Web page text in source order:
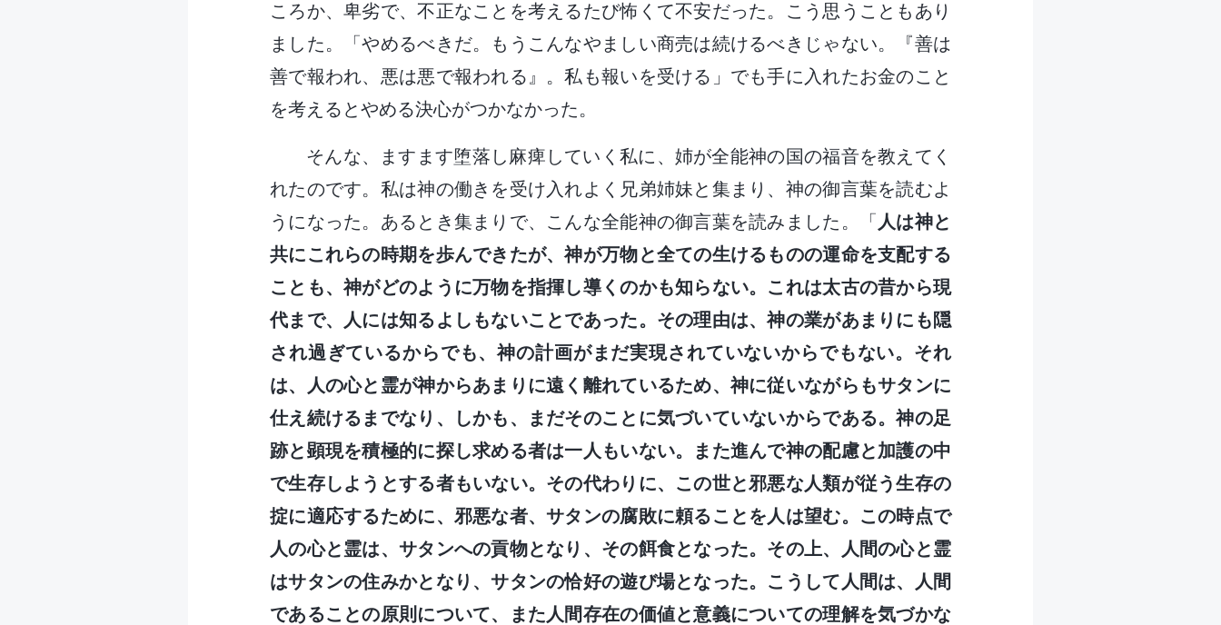
ころか、卑劣で、不正なことを考えるたび怖くて不安だった。こう思うこともあり
ました。「やめるべきだ。もうこんなやましい商売は続けるべきじゃない。『善は
善で報われ、悪は悪で報われる』。私も報いを受ける」でも手に入れたお金のこと
を考えるとやめる決心がつかなかった。
そんな、ますます堕落し麻痺していく私に、姉が全能神の国の福音を教えてく
れたのです。私は神の働きを受け入れよく兄弟姉妹と集まり、神の御言葉を読むよ
うになった。あるとき集まりで、こんな全能神の御言葉を読みました。「 人は神と
共にこれらの時期を歩んできたが、神が万物と全ての生けるものの運命を支配する
ことも、神がどのように万物を指揮し導くのかも知らない。これは太古の昔から現
代まで、人には知るよしもないことであった。その理由は、神の業があまりにも隠
され過ぎているからでも、神の計画がまだ実現されていないからでもない。それ
は、人の心と霊が神からあまりに遠く離れているため、神に従いながらもサタンに
仕え続けるまでなり、しかも、まだそのことに気づいていないからである。神の足
跡と顕現を積極的に探し求める者は一人もいない。また進んで神の配慮と加護の中
で生存しようとする者もいない。その代わりに、この世と邪悪な人類が従う生存の
掟に適応するために、邪悪な者、サタンの腐敗に頼ることを人は望む。この時点で
人の心と霊は、サタンへの貢物となり、その餌食となった。その上、人間の心と霊
はサタンの住みかとなり、サタンの恰好の遊び場となった。こうして人間は、人間
であることの原則について、また人間存在の価値と意義についての理解を気づかな